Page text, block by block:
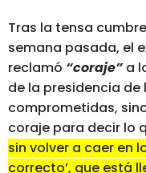
Tras la tensa
semana pasada, el
reclamó “coraje”a
de la presidencia de
comprometidas,
coraje para decir lo
sin volver a caer en
correcto’, que está